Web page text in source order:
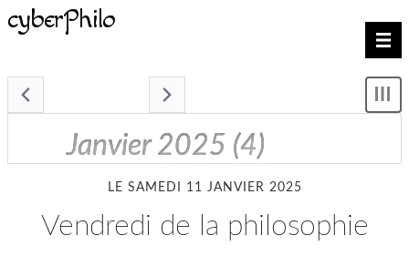
cyberPhilo
janvier 2025 (4)
LE SAMEDI 11 JANVIER 2025
vendredi de la philosophie